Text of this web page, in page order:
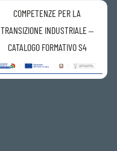
COMPETENZE PER LA
TRANSIZIONE INDUSTRIALE –
CATALOGO FORMATIVO S4